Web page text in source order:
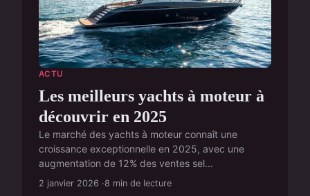
ACTU
Les meilleurs yachts à moteur à
découvrir en 2025
Le marché des yachts à moteur connaît une
croissance exceptionnelle en 2025, avec une
augmentation de 12% des ventes sel...
2 janvier 2026 8 min de lecture